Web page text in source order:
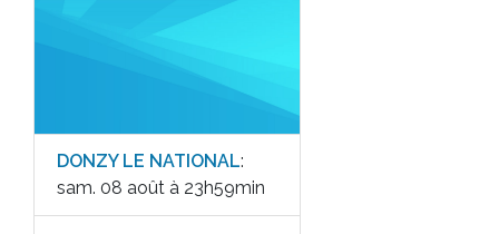
DONZY LE NATIONAL:
sam. 08 août à 23h59min